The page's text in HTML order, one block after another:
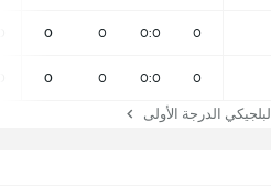
0
0:0
0
0
0
0:0
0
0
الدرجة الأولى